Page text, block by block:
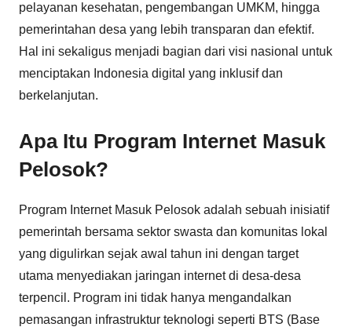
pelayanan kesehatan, pengembangan UMKM, hingga
pemerintahan desa yang lebih transparan dan efektif.
Hal ini sekaligus menjadi bagian dari visi nasional untuk
menciptakan Indonesia digital yang inklusif dan
berkelanjutan.
Apa Itu Program Internet Masuk
Pelosok?
Program Internet Masuk Pelosok adalah sebuah inisiatif
pemerintah bersama sektor swasta dan komunitas lokal
yang digulirkan sejak awal tahun ini dengan target
utama menyediakan jaringan internet di desa-desa
terpencil. Program ini tidak hanya mengandalkan
pemasangan infrastruktur teknologi seperti BTS (Base